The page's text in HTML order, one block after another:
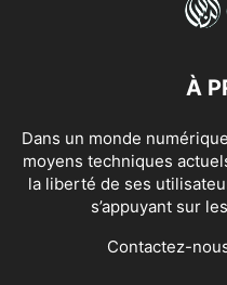
À
Dans un monde
moyens techniques
la liberté de ses
s’appuyant sur
Contactez-